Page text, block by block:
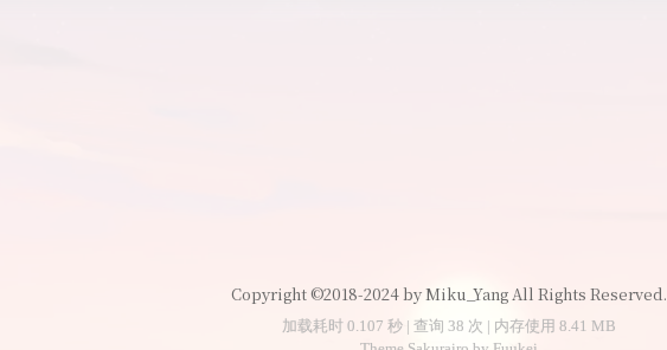
Copyright ©2018-2024 by Miku_Yang All Rights Reserved.
加载耗时 0.107 秒 | 查询 38 次 | 内存使用 8.41 MB